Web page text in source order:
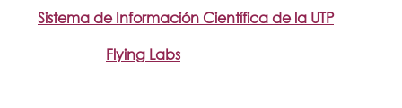
Sistema de Información Científica de la UTP
Flying Labs